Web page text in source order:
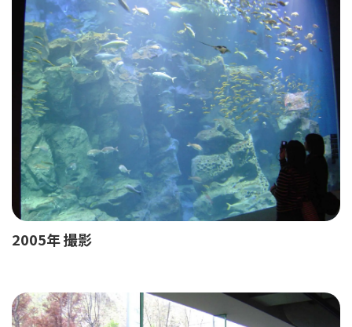
2005年 撮影